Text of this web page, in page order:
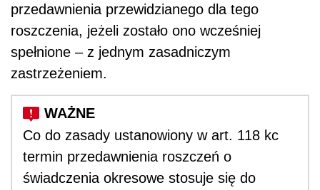
przedawnienia przewidzianego dla tego
roszczenia, jeżeli zostało ono wcześniej
spełnione – z jednym zasadniczym
zastrzeżeniem.
Co do zasady ustanowiony w art. 118 kc
termin przedawnienia roszczeń o
świadczenia okresowe stosuje się do